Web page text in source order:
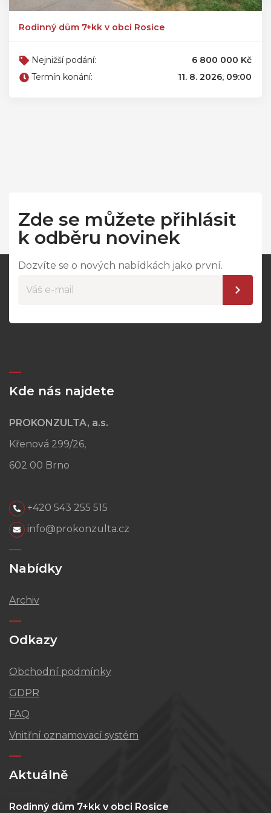
Rodinný dům 7+kk v obci Rosice
Nejnižší podání:
6 800 000 Kč
Termín konání:
11. 8. 2026, 09:00
Zde se můžete přihlásit
k odběru novinek
Dozvíte se o nových nabídkách jako první.
Kde nás najdete
PROKONZULTA, a.s.
Křenová 299/26,
602 00 Brno
+420 543 255 515
info@prokonzulta.cz
Nabídky
Archiv
Odkazy
Obchodní podmínky
GDPR
FAQ
Vnitřní oznamovací systém
Aktuálně
Rodinný dům 7+kk v obci Rosice